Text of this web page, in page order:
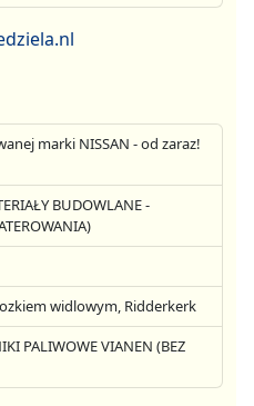
marki NISSAN - od zaraz!
BUDOWLANE -
widlowym, Ridderkerk
PALIWOWE VIANEN (BEZ